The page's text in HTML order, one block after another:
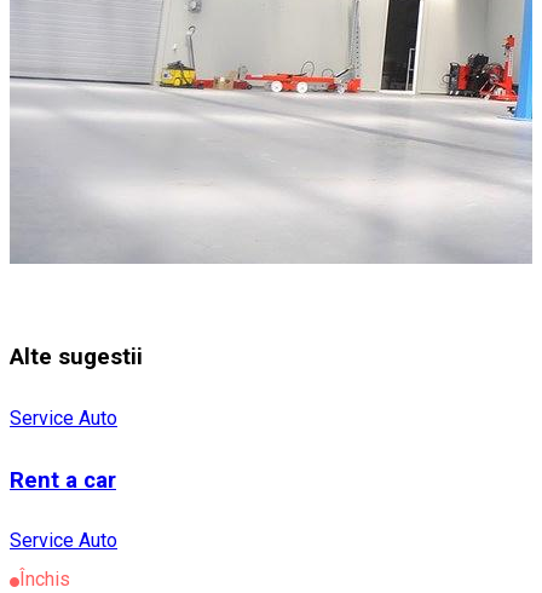
Alte sugestii
Service Auto
Rent a car
Service Auto
Închis